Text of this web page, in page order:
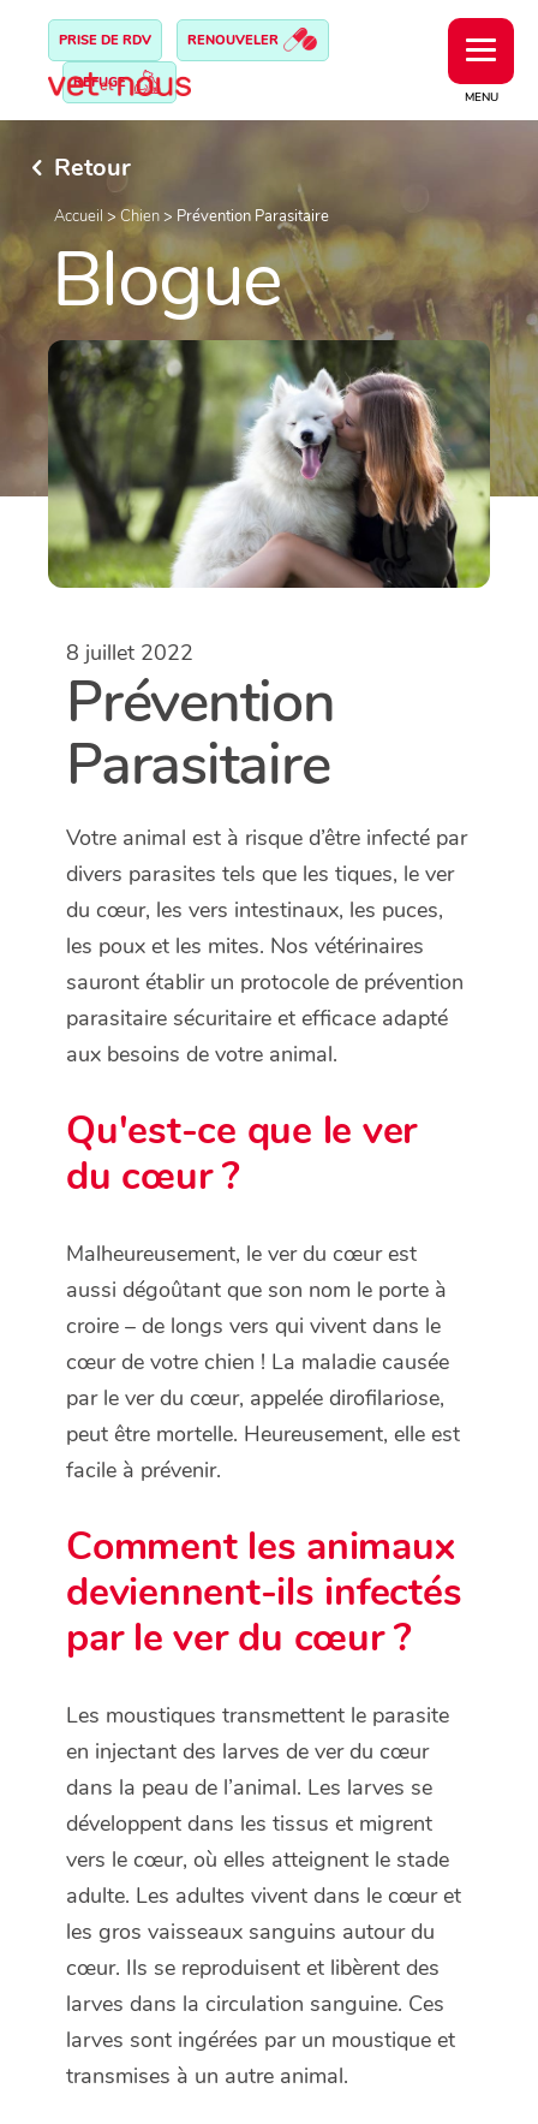
MENU
PRISE DE RDV RENOUVELER
REFUGE
Retour
Accueil >Chien > Prévention Parasitaire
Blogue
8 juillet 2022
Prévention
Parasitaire
Votre animal est à risque d’être infecté par
divers parasites tels que les tiques, le ver
du cœur, les vers intestinaux, les puces,
les poux et les mites. Nos vétérinaires
sauront établir un protocole de prévention
parasitaire sécuritaire et efficace adapté
aux besoins de votre animal.
Qu'est-ce que le ver
du cœur ?
Malheureusement, le ver du cœur est
aussi dégoûtant que son nom le porte à
croire – de longs vers qui vivent dans le
cœur de votre chien ! La maladie causée
par le ver du cœur, appelée dirofilariose,
peut être mortelle. Heureusement, elle est
facile à prévenir.
Comment les animaux
deviennent-ils infectés
par le ver du cœur ?
Les moustiques transmettent le parasite
en injectant des larves de ver du cœur
dans la peau de l’animal. Les larves se
développent dans les tissus et migrent
vers le cœur, où elles atteignent le stade
adulte. Les adultes vivent dans le cœur et
les gros vaisseaux sanguins autour du
cœur. Ils se reproduisent et libèrent des
larves dans la circulation sanguine. Ces
larves sont ingérées par un moustique et
transmises à un autre animal.